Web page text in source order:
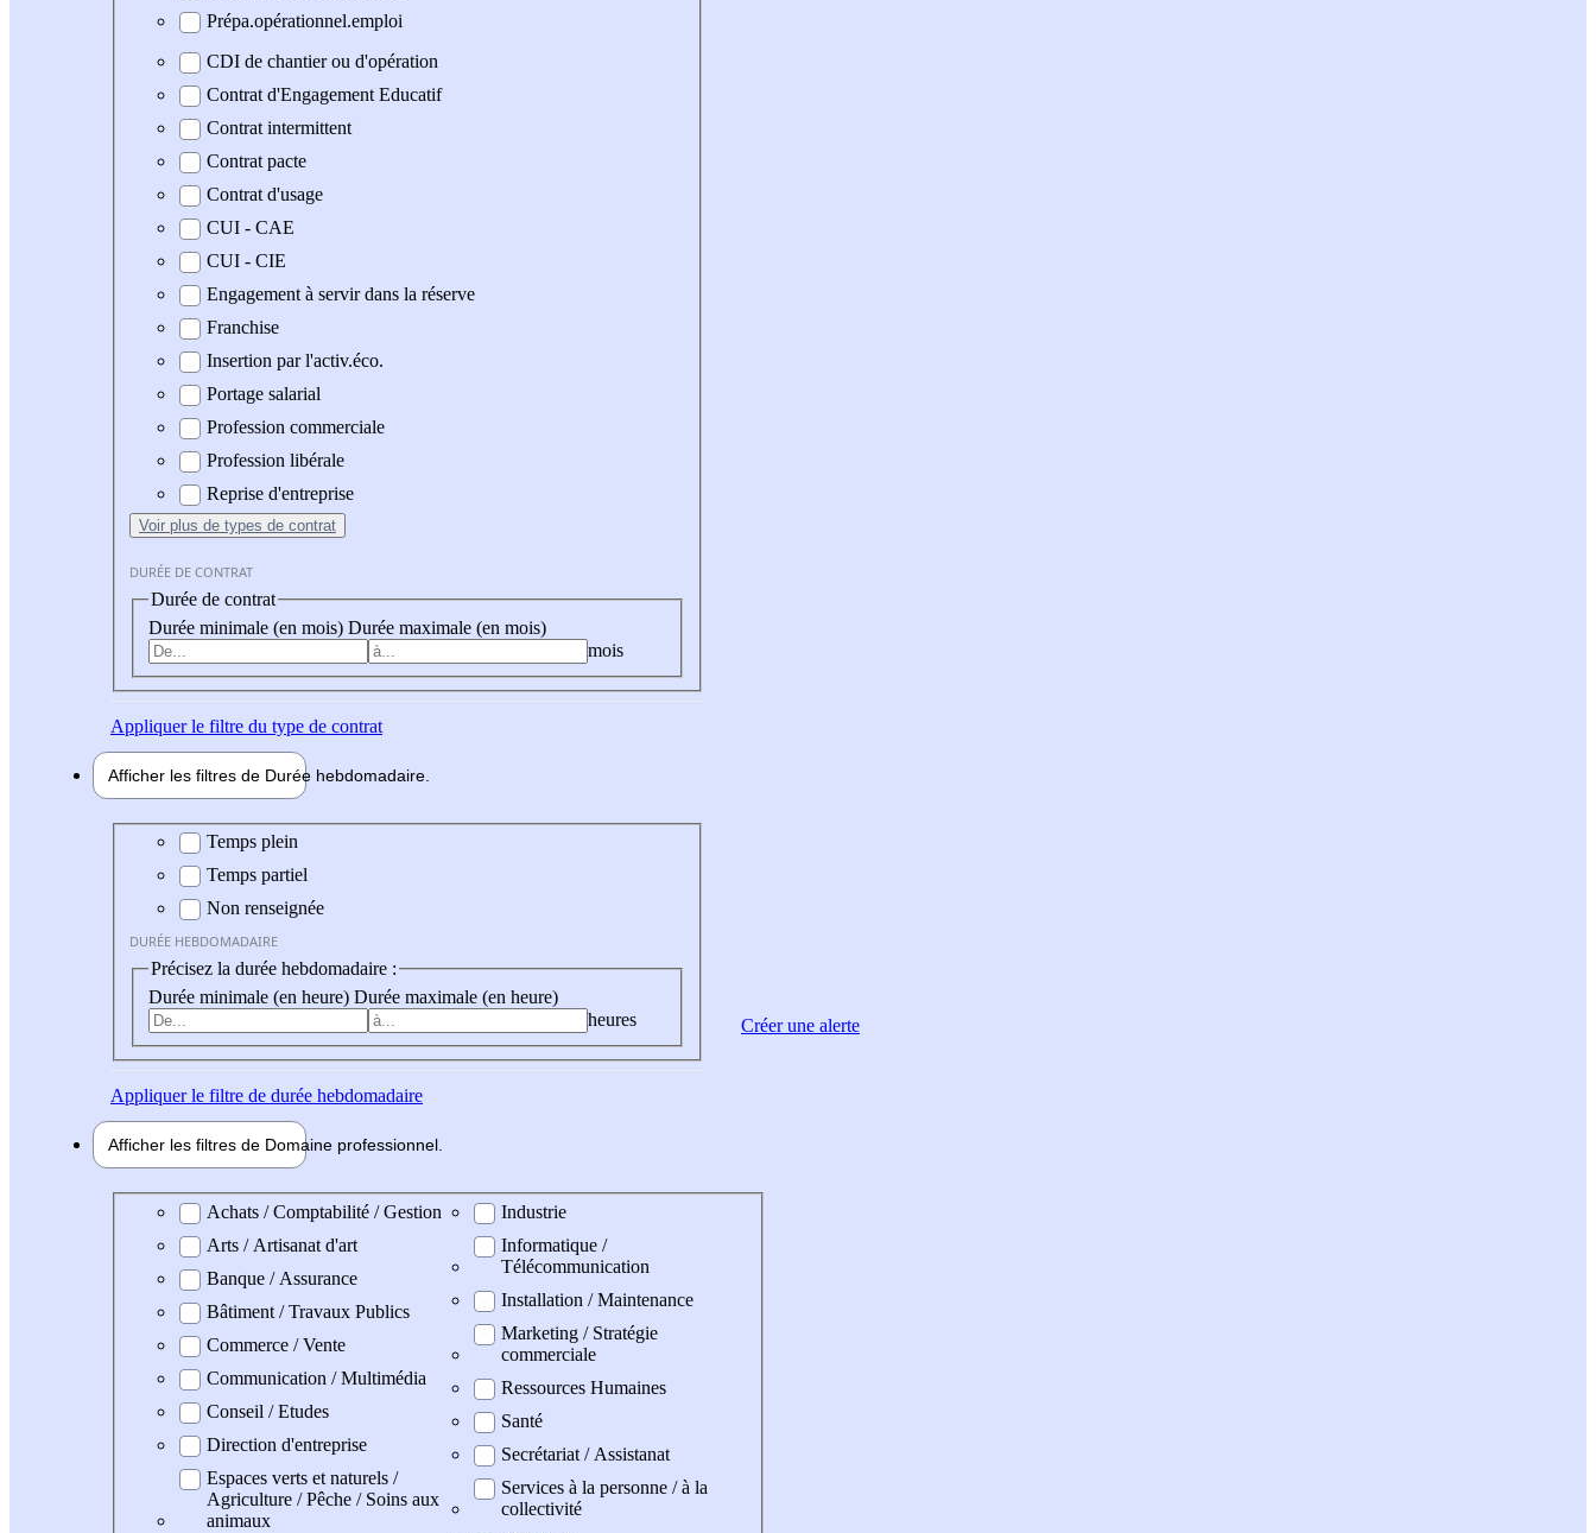
Prépa.opérationnel.emploi
CDI de chantier ou d'opération
Contrat d'Engagement Educatif
Contrat intermittent
Contrat pacte
Contrat d'usage
CUI - CAE
CUI - CIE
Engagement à servir dans la réserve
Franchise
Insertion par l'activ.éco.
Portage salarial
Profession commerciale
Profession libérale
Reprise d'entreprise
Voir plus de types de contrat
DURÉE DE CONTRAT
Durée de contrat
Durée minimale (en mois) Durée maximale (en mois)
mois
Appliquerle filtre du type de contrat
Afficher les filtres de Durée hebdomadaire
Durée hebdomadaire
Temps plein
Temps partiel
Non renseignée
DURÉE HEBDOMADAIRE
Précisez la durée hebdomadaire :
Durée minimale (en heure) Durée maximale (en heure)
heures
Appliquerle filtre de durée hebdomadaire
Afficher les filtres de Domaine professionnel
Domaine professionel
Achats / Comptabilité / Gestion
Arts / Artisanat d'art
Banque / Assurance
Bâtiment / Travaux Publics
Commerce / Vente
Communication / Multimédia
Conseil / Etudes
Direction d'entreprise
Espaces verts et naturels /
Agriculture / Pêche / Soins aux
animaux
Industrie
Informatique /
Télécommunication
Installation / Maintenance
Marketing / Stratégie
commerciale
Ressources Humaines
Santé
Secrétariat / Assistanat
Services à la personne / à la
collectivité
Créer une alerte